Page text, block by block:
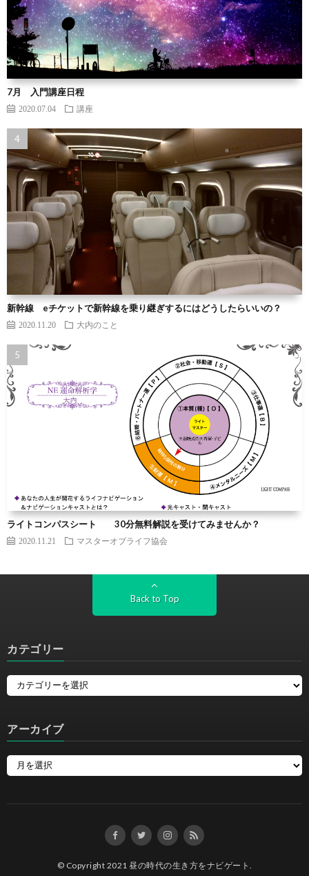
7月 入門講座日程
2020.07.04 講座
新幹線 eチケットで新幹線を乗り継ぎするにはどうしたらいいの？
2020.11.20 大内のこと
ライトコンパスシート 30分無料解説を受けてみませんか？
2020.11.21 マスターオブライフ協会
Back to Top
カテゴリー
アーカイブ
© Copyright 2021 昼の時代の生き方をナビゲート